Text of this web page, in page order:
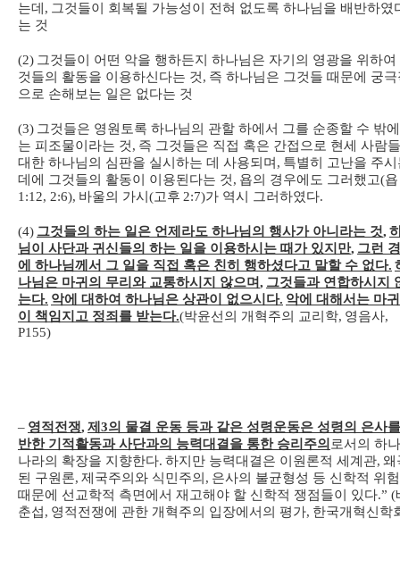
는데 , 그것들이 회복될 가능성이 전혀 없도록 하나님을 배반하였
는 것
(2) 그것들이 어떤 악을 행하든지 하나님은 자기의 영광을 위하여
것들의 활동을 이용하신다는 것, 즉 하나님은 그것들 때문에 궁극
으로 손해보는 일은 없다는 것
(3) 그것들은 영원토록 하나님의 관할 하에서 그를 순종할 수 밖
는 피조물이라는 것, 즉 그것들은 직접 혹은 간접으로 현세 사람
대한 하나님의 심판을 실시하는 데 사용되며 , 특별히 고난을 주시
데에 그것들의 활동이 이용된다는 것, 욥의 경우에도 그러했고(욥
1:12, 2:6), 바울의 가시 (고후 2:7)가 역시 그러하였다.
(4) 그것들의 하는 일은 언제라도 하나님의 행사가 아니라는 것,
님이 사단과 귀신들의 하는 일을 이용하시는 때가 있지만, 그런
에 하나님께서 그 일을 직접 혹은 친히 행하셨다고 말할 수 없다.
나님은 마귀의 무리와 교통하시지 않으며, 그것들과 연합하시지
는다. 악에 대하여 하나님은 상관이 없으시다. 악에 대해서는 마
이 책임지고 정죄를 받는다.(박윤선의 개혁주의 교리학, 영음사,
P155)
– 영적전쟁, 제 3의 물결 운동 등과 같은 성령운동은 성령의 은사
반한 기적활동과 사단과의 능력대결을 통한 승리주의 로서의 하
나라의 확장을 지향한다. 하지만 능력대결은 이원론적 세계관, 왜
된 구원론, 제국주의와 식민주의 , 은사의 불균형성 등 신학적 위
때문에 선교학적 측면에서 재고해야 할 신학적 쟁점들이 있다.” (
춘섭, 영적전쟁에 관한 개혁주의 입장에서의 평가, 한국개혁신학